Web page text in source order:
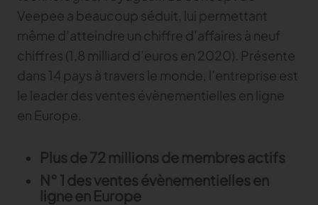
Veepee a beaucoup séduit, lui permettant
même d’atteindre un chiffre d’affaires à neuf
chiffres (1,8 milliard d’euros en 2020). Présente
dans 14 pays à travers le monde, l’entreprise est
le leader des ventes évènementielles en ligne
en Europe.
Plus de 72 millions de membres actifs
N° 1 des ventes évènementielles en
ligne en Europe